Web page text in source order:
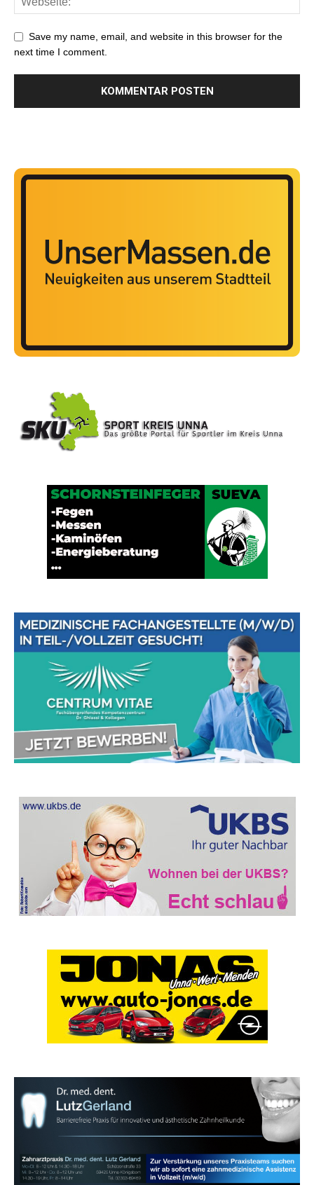
Save my name, email, and website in this browser for the
next time I comment.